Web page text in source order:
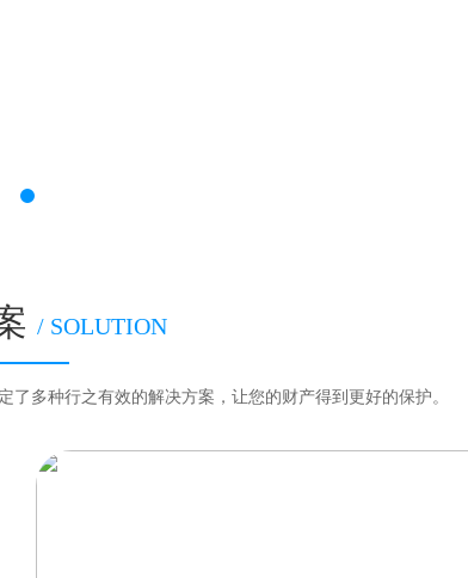
/ SOLUTION
多种行之有效的解决方案，让您的财产得到更好的保护。